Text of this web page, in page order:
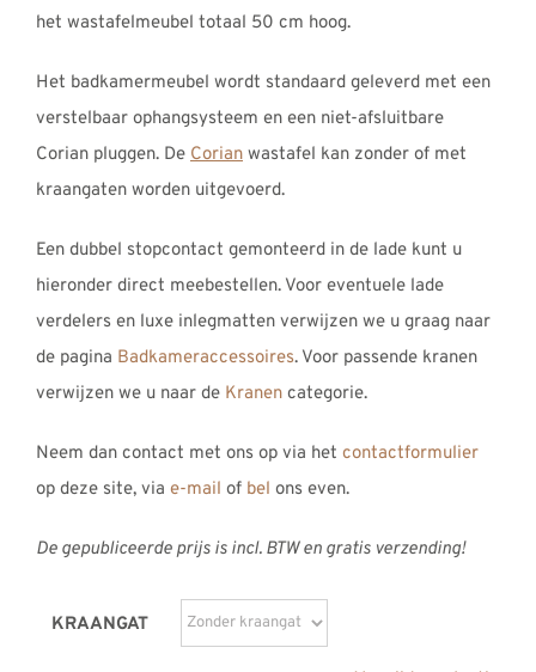
het wastafelmeubel totaal 50 cm hoog.
Het badkamermeubel wordt standaard geleverd met een
verstelbaar ophangsysteem en een niet-afsluitbare
Corian pluggen. De Corian wastafel kan zonder of met
kraangaten worden uitgevoerd.
Een dubbel stopcontact gemonteerd in de lade kunt u
hieronder direct meebestellen. Voor eventuele lade
verdelers en luxe inlegmatten verwijzen we u graag naar
de pagina Badkameraccessoires. Voor passende kranen
verwijzen we u naar de Kranen categorie.
Neem dan contact met ons op via het contactformulier
op deze site, via e-mail of bel ons even.
De gepubliceerde prijs is incl. BTW en gratis verzending!
KRAANGAT